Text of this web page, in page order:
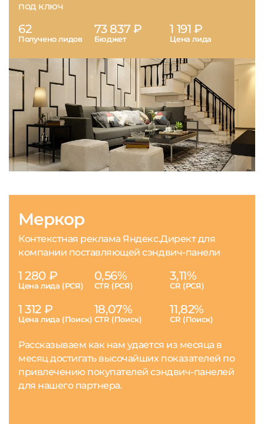
Меркор
Контекстная реклама Яндекс.Директ для
компании поставляющей сэндвич-панели
1 280 ₽
Цена лида (РСЯ)
0,56%
CTR (РСЯ)
3,11%
CR (РСЯ)
1 312 ₽
Цена лида (Поиск)
18,07%
CTR (Поиск)
11,82%
CR (Поиск)
Рассказываем как нам удается из месяца в
месяц достигать высочайших показателей по
привлечению покупателей сэндвич-панелей
для нашего партнера.
под ключ
62
Получено лидов
73 837 ₽
Бюджет
1 191 ₽
Цена лида